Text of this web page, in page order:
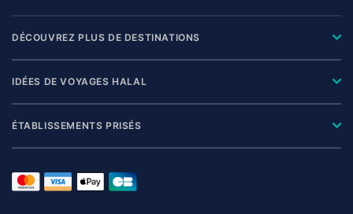
DÉCOUVREZ PLUS DE DESTINATIONS
IDÉES DE VOYAGES HALAL
ÉTABLISSEMENTS PRISÉS